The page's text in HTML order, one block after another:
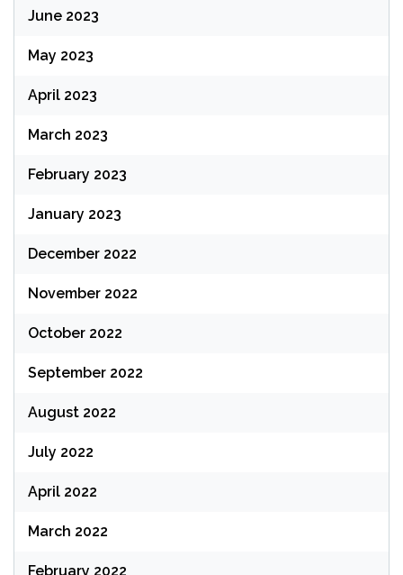
June 2023
May 2023
April 2023
March 2023
February 2023
January 2023
December 2022
November 2022
October 2022
September 2022
August 2022
July 2022
April 2022
March 2022
February 2022